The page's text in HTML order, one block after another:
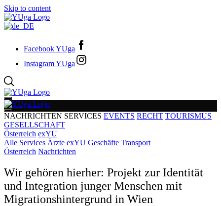
Skip to content
Facebook YUga
Instagram YUga
NACHRICHTEN SERVICES EVENTS RECHT TOURISMUS
GESELLSCHAFT
Österreich exYU
Alle Services Ärzte exYU Geschäfte Transport
Österreich Nachrichten
Wir gehören hierher: Projekt zur Identität
und Integration junger Menschen mit
Migrationshintergrund in Wien